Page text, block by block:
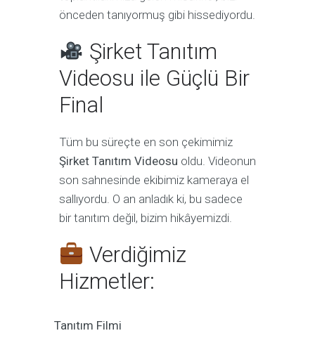
önceden tanıyormuş gibi hissediyordu.
Şirket Tanıtım
Videosu ile Güçlü Bir
Final
Tüm bu süreçte en son çekimimiz
Şirket Tanıtım Videosu oldu. Videonun
son sahnesinde ekibimiz kameraya el
sallıyordu. O an anladık ki, bu sadece
bir tanıtım değil, bizim hikâyemizdi.
Verdiğimiz
Hizmetler:
Tanıtım Filmi